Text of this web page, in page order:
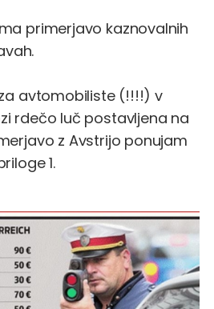
primerjavo kaznovalnih
avtomobiliste (!!!!) v
rdečo luč postavljena na
z Avstrijo ponujam
1.